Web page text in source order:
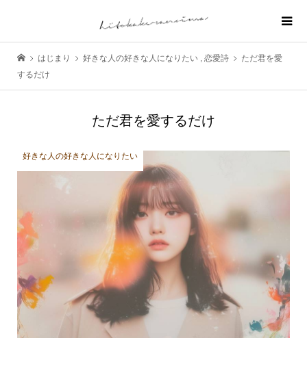
はじまり 好きな人の好きな人になりたい , 恋愛詩
ただ君を愛
するだけ
ただ君を愛するだけ
好きな人の好きな人になりたい